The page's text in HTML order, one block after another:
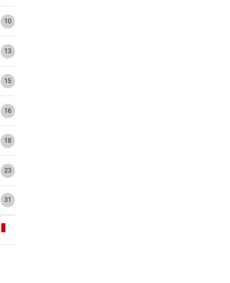
10
13
15
16
18
23
31